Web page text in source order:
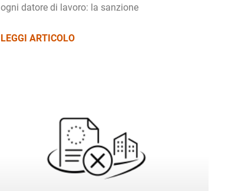
ogni datore di lavoro: la sanzione
LEGGI ARTICOLO